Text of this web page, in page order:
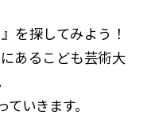
を探してみよう！
あるこども芸術大
いきます。